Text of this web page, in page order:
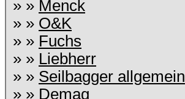
» » Menck
» » O&K
» » Fuchs
» » Liebherr
» » Seilbagger allgemein
» » Demag